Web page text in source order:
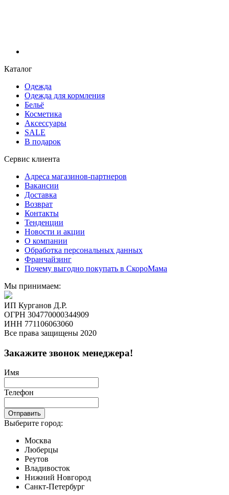
Каталог
Одежда
Одежда для кормления
Бельё
Косметика
Аксессуары
SALE
В подарок
Сервис клиента
Адреса магазинов-партнеров
Вакансии
Доставка
Возврат
Контакты
Тенденции
Новости и акции
О компании
Обработка персональных данных
Франчайзинг
Почему выгодно покупать в СкороМама
Мы принимаем:
ИП Курганов Д.Р.
ОГРН 304770000344909
ИНН 771106063060
Все права защищены 2020
Закажите звонок менеджера!
Имя
Телефон
Отправить
Выберите город:
Москва
Люберцы
Реутов
Владивосток
Нижний Новгород
Санкт-Петербург